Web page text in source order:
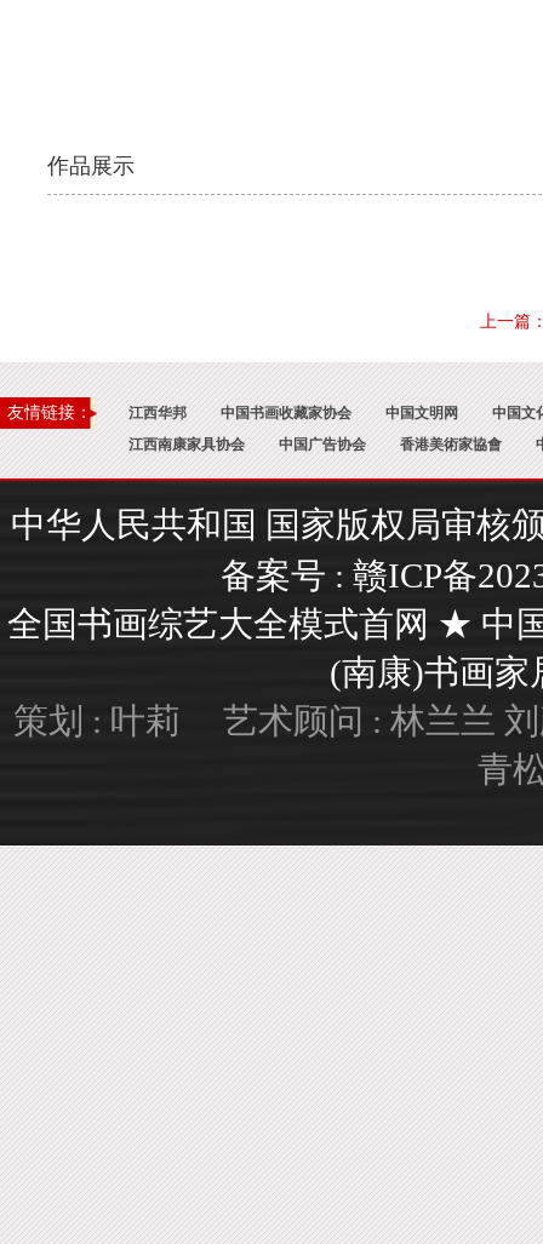
作品展示
上一篇
友情链接： 江西华邦 中国书画收藏家协会 中国文明网
中国文
江西南康家具协会
中国广告协会 香港美術家協會
中华人民共和国 国家版权局审核
备案号 : 赣ICP备
全国书画综艺大全模式首网 ★
(南康)书画家
策划 : 叶莉 艺术顾问 : 林兰兰
青